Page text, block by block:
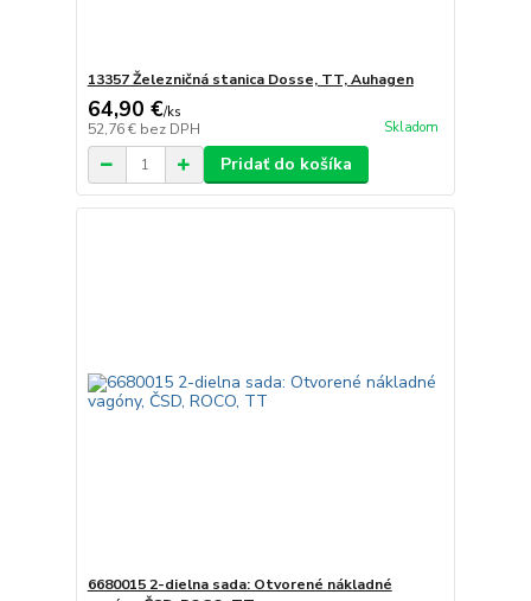
13357 Železničná stanica Dosse, TT, Auhagen
64,90 €/ks
52,76 € bez DPH Skladom
Pridať do košíka
6680015 2-dielna sada: Otvorené nákladné